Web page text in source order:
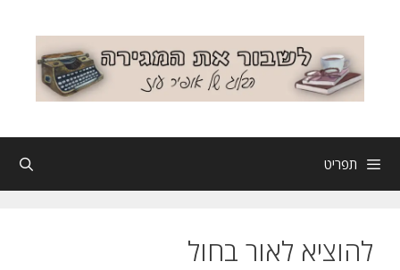
תפריט
להוציא לאור בחול